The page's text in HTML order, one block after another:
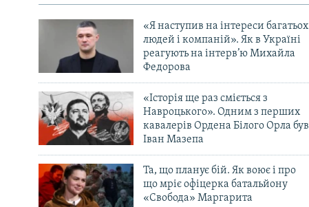
«Я наступив на інтереси багатьох
людей і компаній». Як в Україні
реагують на інтерв’ю Михайла
Федорова
«Історія ще раз сміється з
Навроцького». Одним з перших
кавалерів Ордена Білого Орла був
Іван Мазепа
Та, що планує бій. Як воює і про
що мріє офіцерка батальйону
«Свобода» Маргарита